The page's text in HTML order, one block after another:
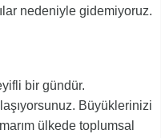
nedeniyle gidemiyoruz.
bir gündür.
Büyüklerinizi
ülkede toplumsal